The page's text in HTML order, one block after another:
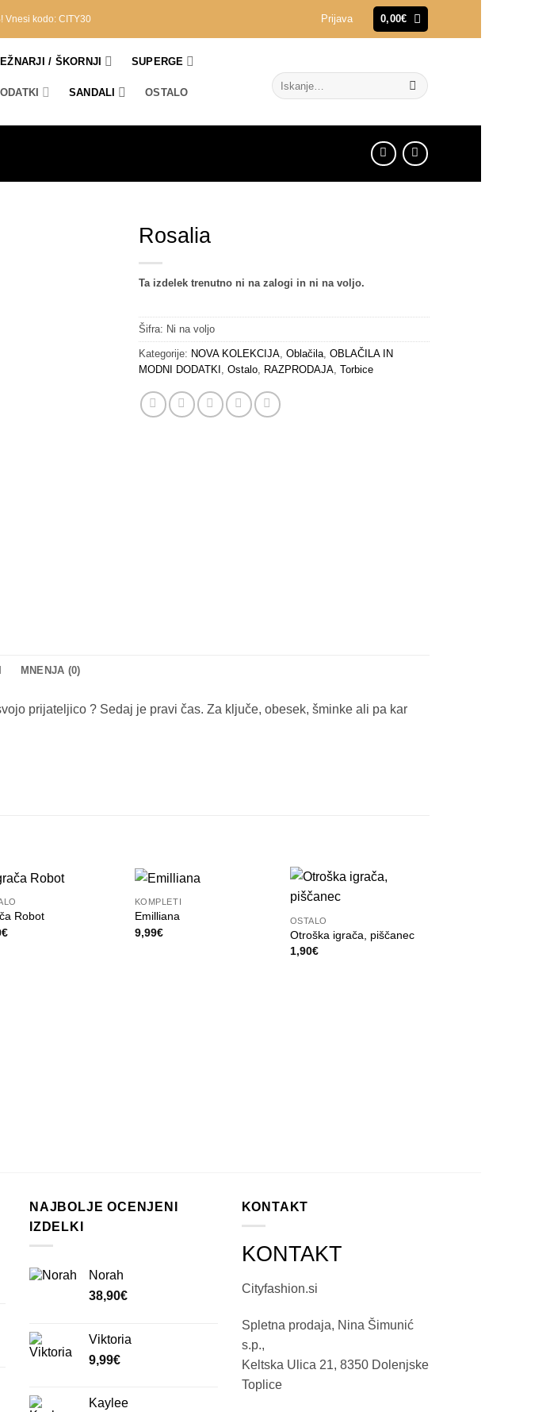
Vnesi kodo: CITY30 Prijava 0,00€
/ ŠKORNJI SUPERGE
SANDALI OSTALO
Išči:
Rosalia
Ta izdelek trenutno ni na zalogi in ni na voljo.
Šifra: Ni na voljo
Kategorije: NOVA KOLEKCIJA Oblačila OBLAČILA IN
MODNI DODATKI Ostalo RAZPRODAJA Torbice
MNENJA (0)
prijateljico ? Sedaj je pravi čas. Za ključe, obesek, šminke ali pa kar
Robot
€
+
KOMPLETI
Emilliana
9,99€
+
OSTALO
Otroška igrača, piščanec
1,90€
NAJBOLJE OCENJENI
IZDELKI
Norah
38,90€
Viktoria
9,99€
Kaylee
KONTAKT
KONTAKT
Cityfashion.si
Spletna prodaja, Nina Šimunić
s.p.,
Keltska Ulica 21, 8350 Dolenjske
Toplice